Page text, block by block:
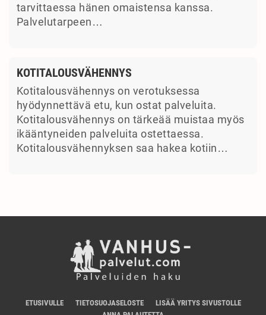
tarvittaessa hänen omaistensa kanssa.
Palvelutarpeen…
KOTITALOUSVÄHENNYS
Kotitalousvähennys on verotuksessa
hyödynnettävä etu, kun ostat palveluita.
Kotitalousvähennys on tärkeää muistaa myös
ikääntyneiden palveluita ostettaessa.
Kotitalousvähennyksen saa hakea kotiin…
ETUSIVULLE TIETOSUOJASELOSTE
LISÄÄ YRITYS SIVUSTOLLE